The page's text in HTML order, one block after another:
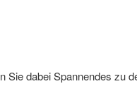
dabei Spannendes zu